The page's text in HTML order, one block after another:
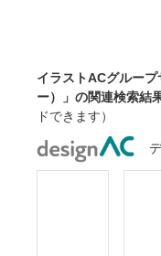
イラストACグルー
ー）」の関連検索結
ドできます）